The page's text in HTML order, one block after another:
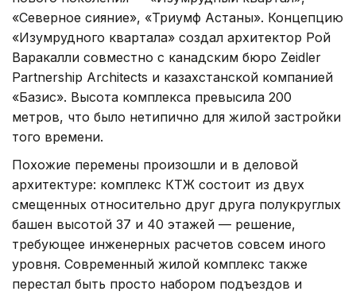
«Северное сияние», «Триумф Астаны». Концепцию
«Изумрудного квартала» создал архитектор Рой
Варакалли совместно с канадским бюро Zeidler
Partnership Architects и казахстанской компанией
«Базис». Высота комплекса превысила 200
метров, что было нетипично для жилой застройки
того времени.
Похожие перемены произошли и в деловой
архитектуре: комплекс КТЖ состоит из двух
смещенных относительно друг друга полукруглых
башен высотой 37 и 40 этажей — решение,
требующее инженерных расчетов совсем иного
уровня. Современный жилой комплекс также
перестал быть просто набором подъездов и